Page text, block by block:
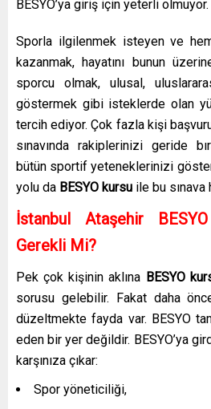
BESYO’ya giriş için yeterli olmuyor.
Sporla ilgilenmek isteyen ve
kazanmak, hayatını bunun
sporcu olmak, ulusal,
göstermek gibi isteklerde olan
tercih ediyor. Çok fazla kişi
sınavında rakiplerinizi geride
bütün sportif yeteneklerinizi
yolu da BESYO kursu ile bu sınava
İstanbul Ataşehir
Gerekli Mi?
Pek çok kişinin aklına BESYO
sorusu gelebilir. Fakat daha
düzeltmekte fayda var. BESYO
eden bir yer değildir. BESYO’ya
karşınıza çıkar:
Spor yöneticiliği,